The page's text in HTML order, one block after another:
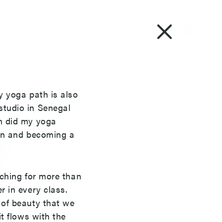
yoga path is also
in Senegal
did my yoga
and becoming a
for more than
in every class.
beauty that we
flows with the